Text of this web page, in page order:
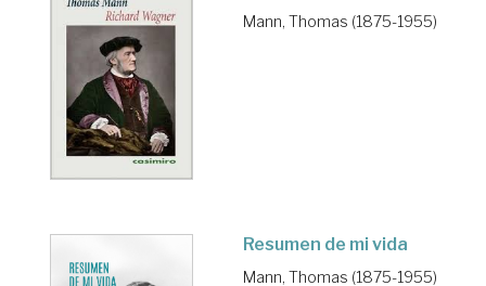
Mann, Thomas (1875-1955)
Resumen de mi vida
Mann, Thomas (1875-1955)